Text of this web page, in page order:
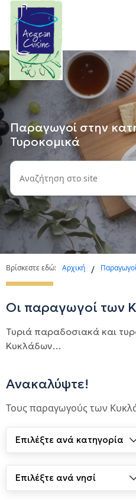
Παραγωγοί στην
Τυροκομικά
Βρίσκεστε εδώ: Αρχική /
Οι παραγωγοί των
Τυριά παραδοσιακά και
Κυκλάδων…
Ανακαλύψτε!
Τους παραγωγούς των